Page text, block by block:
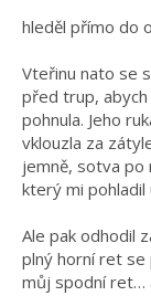
hleděl přímo do
Vteřinu nato se
před trup, abych
pohnula. Jeho
vklouzla za
jemně, sotva po
který mi pohladil
Ale pak odhodil
plný horní ret se
můj spodní ret…